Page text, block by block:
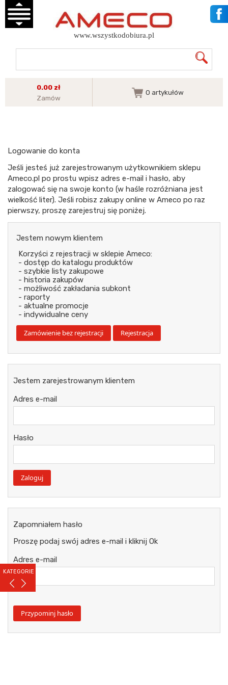
KATEGORIE
www.wszystkodobiura.pl
0.00 zł
Zamów
0 artykułów
Logowanie do konta
Jeśli jesteś już zarejestrowanym użytkownikiem sklepu
Ameco.pl po prostu wpisz adres e-mail i hasło, aby
zalogować się na swoje konto (w haśle rozróżniana jest
wielkość liter). Jeśli robisz zakupy online w Ameco po raz
pierwszy, proszę zarejestruj się poniżej.
Jestem nowym klientem
Korzyści z rejestracji w sklepie Ameco:
- dostęp do katalogu produktów
- szybkie listy zakupowe
- historia zakupów
- możliwość zakładania subkont
- raporty
- aktualne promocje
- indywidualne ceny
Jestem zarejestrowanym klientem
Adres e-mail
Hasło
Zapomniałem hasło
Proszę podaj swój adres e-mail i kliknij Ok
Adres e-mail